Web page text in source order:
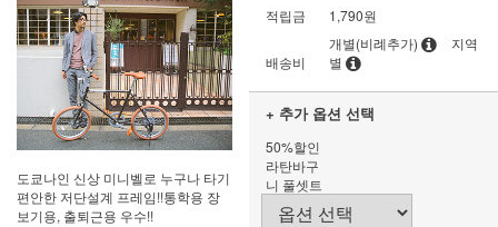
도쿄나인 신상 미니벨로 누구나 타기
편안한 저단설계 프레임!!통학용 장
보기용, 출퇴근용 우수!!
적립금
1,790원
배송비
개별(비례추가)
지역
별
+ 추가 옵션 선택
50%할인
라탄바구
니 풀셋트